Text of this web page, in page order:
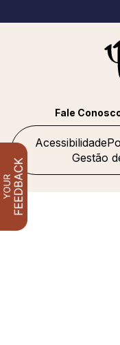
Acessibilidade
Gestão
Fale